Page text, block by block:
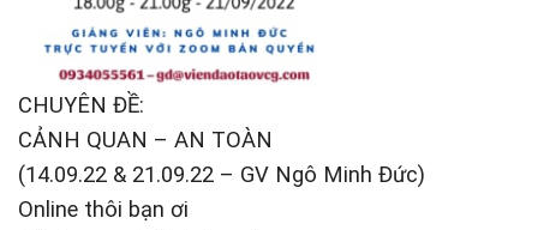
CHUYÊN ĐỀ:
CẢNH QUAN – AN TOÀN
(14.09.22 & 21.09.22 – GV Ngô Minh Đức)
Online thôi bạn ơi